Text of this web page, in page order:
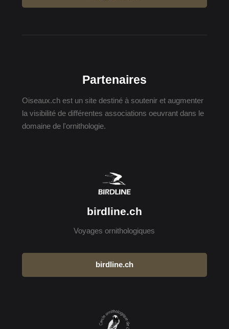
Partenaires
Oiseaux.ch est un site destiné à soutenir et augmenter
la visibilité de différentes associations oeuvrant dans le
domaine de l'ornithologie.
birdline.ch
Voyages ornithologiques
birdline.ch